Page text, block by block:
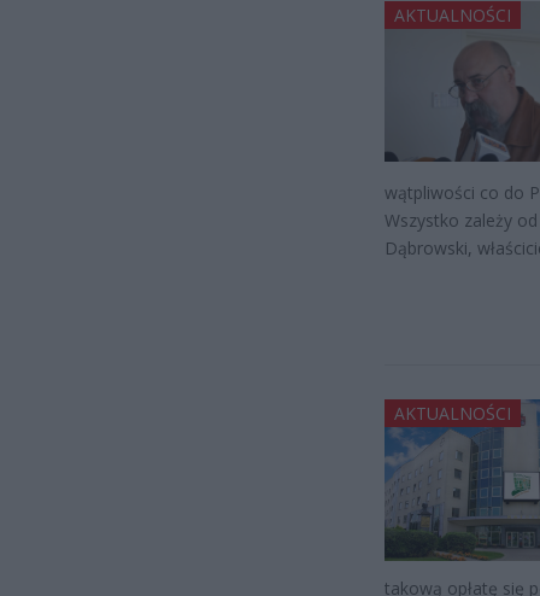
AKTUALNOŚCI
wątpliwości co do
Wszystko zależy
Dąbrowski,
AKTUALNOŚCI
takową opłatę się